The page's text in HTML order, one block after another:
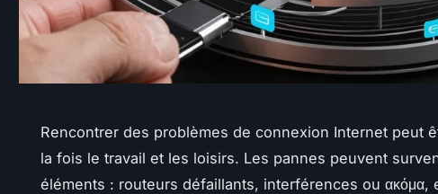
Rencontrer des problèmes de connexion Internet peut
la fois le travail et les loisirs. Les pannes peuvent
éléments : routeurs défaillants, interférences ou ακόμα,